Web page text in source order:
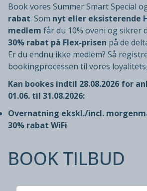
Book vores Summer Smart Special
rabat. Som nyt eller eksisterende
medlem får du 10% oveni og sikrer
30% rabat på Flex-prisen på de
Er du endnu ikke medlem? Så
bookingprocessen til vores
Kan bookes indtil 28.08.2026 for
01.06. til 31.08.2026:
Overnatning ekskl./incl.
30% rabat WiFi
BOOK TILBUD